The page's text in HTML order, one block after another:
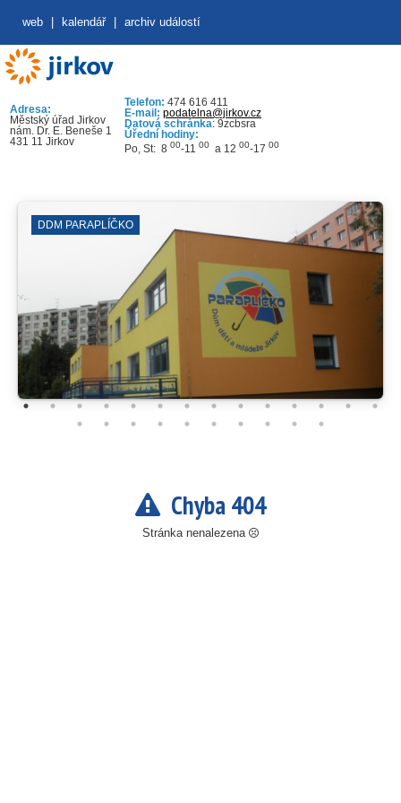
web kalendář archiv událostí
Adresa:
Městský úřad Jirkov
nám. Dr. E. Beneše 1
431 11 Jirkov
Telefon: 474 616 411
E-mail: podatelna@jirkov.cz
Datová schránka: 9zcbsra
Úřední hodiny:
Po, St: 8 00-11 00 a 12 00-17 00
DDM PARAPLÍČKO
Chyba 404
Stránka nenalezena